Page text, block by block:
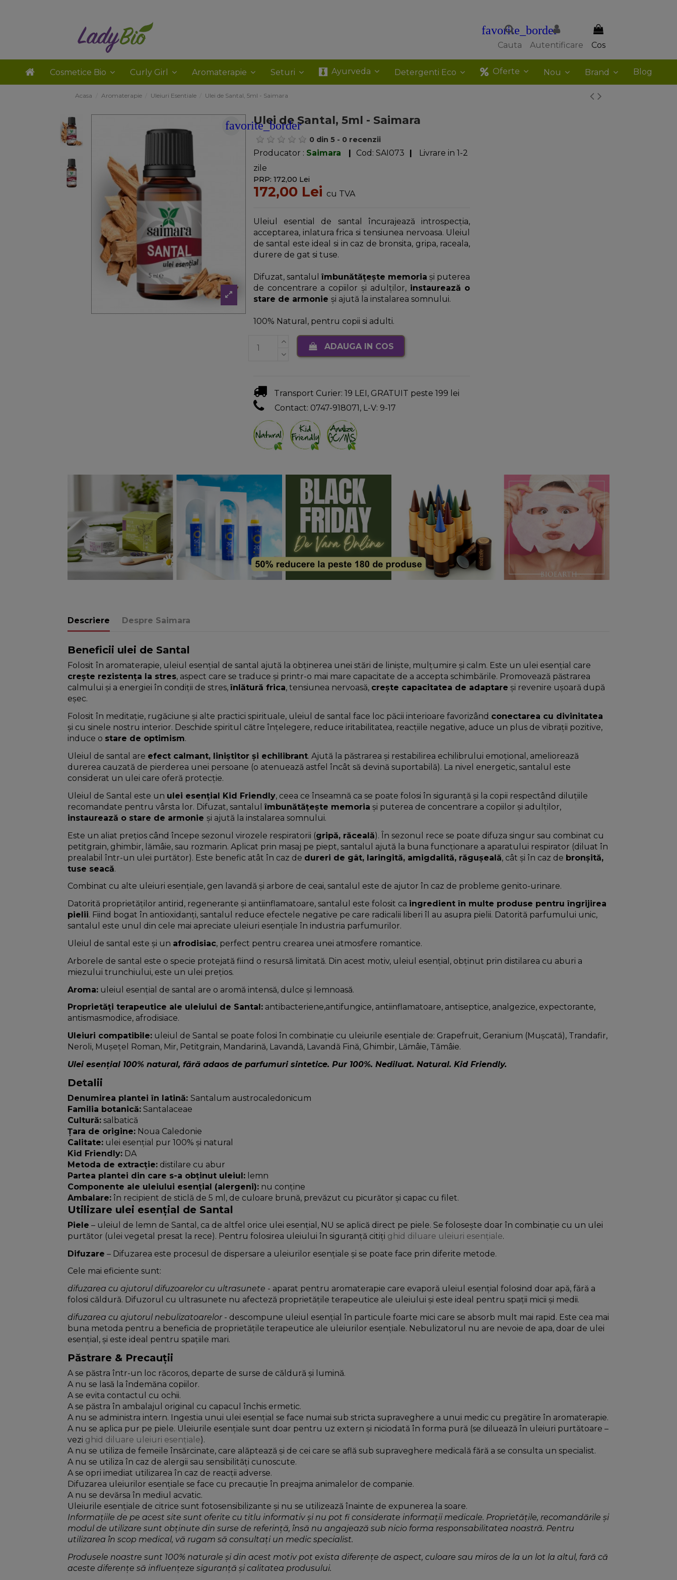
favorite_border
Cauta Autentificare Cos
Cosmetice Bio Curly Girl Aromaterapie Seturi Ayurveda Detergenti Eco Oferte Nou Brand Blog
Acasa Aromaterapie Uleiuri Esentiale Ulei de Santal, 5ml - Saimara
favorite_border
Ulei de Santal, 5ml - Saimara
0din 5- 0 recenzii
Producator : Saimara | Cod: SAI073 |
Livrare in 1-2
zile
PRP: 172,00 Lei
172,00 Lei cu TVA
Uleiul esential de santal încurajează introspecţia,
acceptarea, inlatura frica si tensiunea nervoasa. Uleiul
de santal este ideal si in caz de bronsita, gripa, raceala,
durere de gat si tuse.
Difuzat, santalul îmbunătățește memoria și puterea
de concentrare a copiilor și adulților, instaurează o
stare de armonie și ajută la instalarea somnului.
100% Natural, pentru copii si adulti.
ADAUGA IN COS
Transport Curier: 19 LEI, GRATUIT peste 199 lei
Contact: 0747-918071, L-V: 9-17
Descriere Despre Saimara
Beneficii ulei de Santal
Folosit în aromaterapie, uleiul esențial de santal ajută la obținerea unei stări de liniște, mulțumire și calm. Este un ulei esențial care
crește rezistența la stres, aspect care se traduce și printr-o mai mare capacitate de a accepta schimbările. Promovează păstrarea
calmului și a energiei în condiții de stres,înlătură frica, tensiunea nervoasă, crește capacitatea de adaptare și revenire ușoară după
eșec.
Folosit în meditație, rugăciune și alte practici spirituale, uleiul de santal face loc păcii interioare favorizând conectarea cu divinitatea
și cu sinele nostru interior. Deschide spiritul către înțelegere, reduce iritabilitatea, reacțiile negative, aduce un plus de vibrații pozitive,
induce o stare de optimism.
Uleiul de santal are efect calmant, liniștitor și echilibrant. Ajută la păstrarea și restabilirea echilibrului emoțional, ameliorează
durerea cauzată de pierderea unei persoane (o atenuează astfel încât să devină suportabilă). La nivel energetic, santalul este
considerat un ulei care oferă protecţie.
Uleiul de Santal este un ulei esențial Kid Friendly, ceea ce înseamnă ca se poate folosi în siguranță și la copii respectând diluțiile
recomandate pentru vârsta lor. Difuzat, santalulîmbunătățește memoria și puterea de concentrare a copiilor și adulților,
instaurează o stare de armonieși ajută la instalarea somnului.
Este un aliat prețios când începe sezonul virozele respiratorii (gripă, răceală). În sezonul rece se poate difuza singur sau combinat cu
petitgrain, ghimbir, lămâie, sau rozmarin. Aplicat prin masaj pe piept, santalul ajută la buna funcționare a aparatului respirator (diluat în
prealabil într-un ulei purtător). Este benefic atât în caz de dureri de gât, laringită, amigdalită, răgușeală, cât și în caz de bronșită,
tuse seacă.
Combinat cu alte uleiuri esențiale, gen lavandă și arbore de ceai, santalul este de ajutor în caz de probleme genito-urinare.
Datorită proprietăților antirid, regenerante și antiinflamatoare, santalul este folosit ca ingredient în multe produse pentru îngrijirea
pielii. Fiind bogat în antioxidanți, santalul reduce efectele negative pe care radicalii liberi îl au asupra pielii. Datorită parfumului unic,
santalul este unul din cele mai apreciate uleiuri esențiale în industria parfumurilor.
Uleiul de santal este și un afrodisiac, perfect pentru crearea unei atmosfere romantice.
Arborele de santal este o specie protejată fiind o resursă limitată. Din acest motiv, uleiul esențial, obținut prin distilarea cu aburi a
miezului trunchiului, este un ulei prețios.
Aroma: uleiul esențial de santal are o aromă intensă, dulce și lemnoasă.
Proprietăți terapeutice ale uleiului de Santal: antibacteriene,antifungice, antiinflamatoare, antiseptice, analgezice, expectorante,
antismasmodice, afrodisiace.
Uleiuri compatibile: uleiul de Santal se poate folosi în combinație cu uleiurile esențiale de: Grapefruit, Geranium (Mușcată), Trandafir,
Neroli, Mușețel Roman, Mir, Petitgrain, Mandarină, Lavandă, Lavandă Fină, Ghimbir, Lămâie, Tămâie.
Ulei esențial 100% natural, fără adaos de parfumuri sintetice. Pur 100%. Nediluat. Natural. Kid Friendly.
Detalii
Denumirea plantei în latină:Santalum austrocaledonicum
Familia botanică: Santalaceae
Cultură: salbatică
Țara de origine: Noua Caledonie
Calitate: ulei esențial pur 100% și natural
Kid Friendly: DA
Metoda de extracție: distilare cu abur
Partea plantei din care s-a obținut uleiul: lemn
Componente ale uleiului esențial (alergeni): nu conține
Ambalare: în recipient de sticlă de 5 ml, de culoare brună, prevăzut cu picurător și capac cu filet.
Utilizare ulei esențial de Santal
Piele – uleiul de lemn de Santal, ca de altfel orice ulei esențial, NU se aplică direct pe piele. Se folosește doar în combinație cu un ulei
purtător (ulei vegetal presat la rece). Pentru folosirea uleiului în siguranță citiți ghid diluare uleiuri esențiale.
Difuzare – Difuzarea este procesul de dispersare a uleiurilor esențiale și se poate face prin diferite metode.
Cele mai eficiente sunt:
difuzarea cu ajutorul difuzoarelor cu ultrasunete - aparat pentru aromaterapie care evaporă uleiul esențial folosind doar apă, fără a
folosi căldură. Difuzorul cu ultrasunete nu afecteză proprietățile terapeutice ale uleiului și este ideal pentru spații micii și medii.
difuzarea cu ajutorul nebulizatoarelor- descompune uleiul esențial în particule foarte mici care se absorb mult mai rapid. Este cea mai
buna metoda pentru a beneficia de proprietățile terapeutice ale uleiurilor esențiale. Nebulizatorul nu are nevoie de apa, doar de ulei
esențial, și este ideal pentru spațiile mari.
Păstrare & Precauții
A se păstra într-un loc răcoros, departe de surse de căldură și lumină.
A nu se lasă la îndemăna copiilor.
A se evita contactul cu ochii.
A se păstra în ambalajul original cu capacul închis ermetic.
A nu se administra intern. Ingestia unui ulei esențial se face numai sub stricta supraveghere a unui medic cu pregătire în aromaterapie.
A nu se aplica pur pe piele. Uleiurile esențiale sunt doar pentru uz extern și niciodată în forma pură (se diluează în uleiuri purtătoare –
vezi ghid diluare uleiuri esențiale).
A nu se utiliza de femeile însărcinate, care alăptează și de cei care se află sub supraveghere medicală fără a se consulta un specialist.
A nu se utiliza în caz de alergii sau sensibilități cunoscute.
A se opri imediat utilizarea în caz de reacții adverse.
Difuzarea uleiurilor esențiale se face cu precauție în preajma animalelor de companie.
A nu se devărsa în mediul acvatic.
Uleiurile esențiale de citrice sunt fotosensibilizante și nu se utilizează înainte de expunerea la soare.
Informațiile de pe acest site sunt oferite cu titlu informativ și nu pot fi considerate informații medicale. Proprietățile, recomandările și
modul de utilizare sunt obținute din surse de referință, însă nu angajează sub nicio forma responsabilitatea noastră. Pentru
utilizarea în scop medical, vă rugam să consultați un medic specialist.
Produsele noastre sunt 100% naturale și din acest motiv pot exista diferențe de aspect, culoare sau miros de la un lot la altul, fară că
aceste diferențe să influențeze siguranță și calitatea produsului.